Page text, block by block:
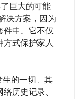
巨大的可能
决方案，因为
件中。它不仅
式保护家人
生的一切。其
历史记录、